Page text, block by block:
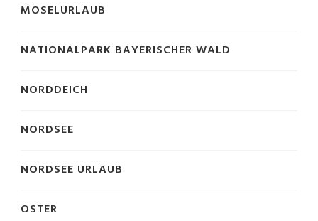
MOSELURLAUB
NATIONALPARK BAYERISCHER WALD
NORDDEICH
NORDSEE
NORDSEE URLAUB
OSTER